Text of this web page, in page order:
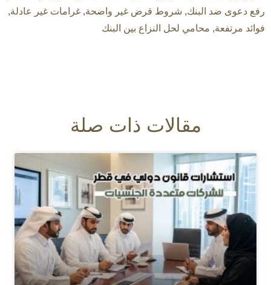
رفع دعوى ضد البنك, شروط قرض غير واضحة, غرامات غير عادلة,
فوائد مرتفعة, محامي لحل النزاع بين البنك
مقالات ذات صلة